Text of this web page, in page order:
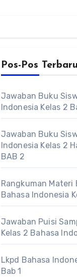
Pos-Pos Terbaru
Jawaban Buku
Indonesia Kelas 2
Jawaban Buku
Indonesia Kelas 2
BAB 2
Rangkuman Materi
Bahasa Indonesia
Jawaban Puisi
Kelas 2 Bahasa
Lkpd Bahasa
Bab 1